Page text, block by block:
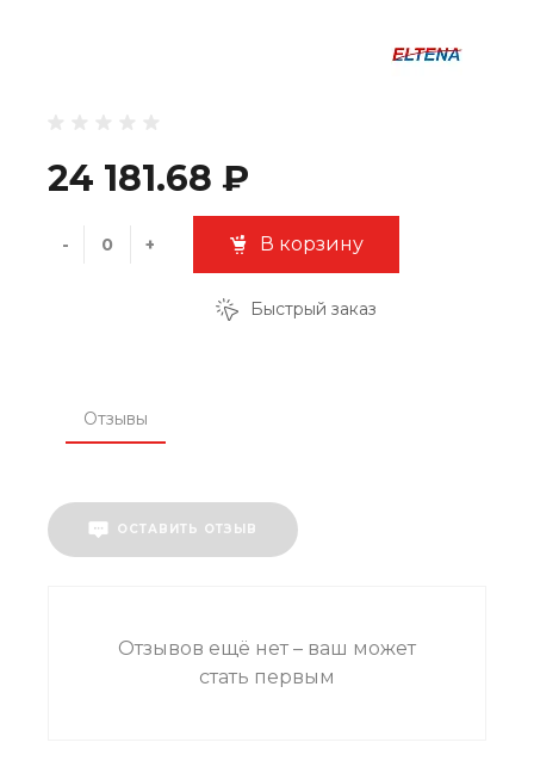
24 181.68 ₽
- + В корзину
Быстрый заказ
Отзывы
ОСТАВИТЬ ОТЗЫВ
Отзывов ещё нет – ваш может
стать первым